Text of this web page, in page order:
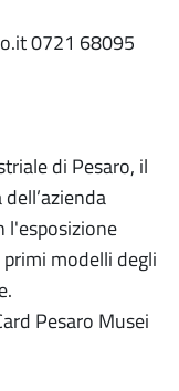
0721 68095
di Pesaro, il
l'esposizione
modelli degli
Pesaro Musei